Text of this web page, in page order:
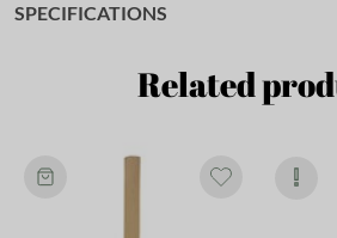
SPECIFICATIONS
Related